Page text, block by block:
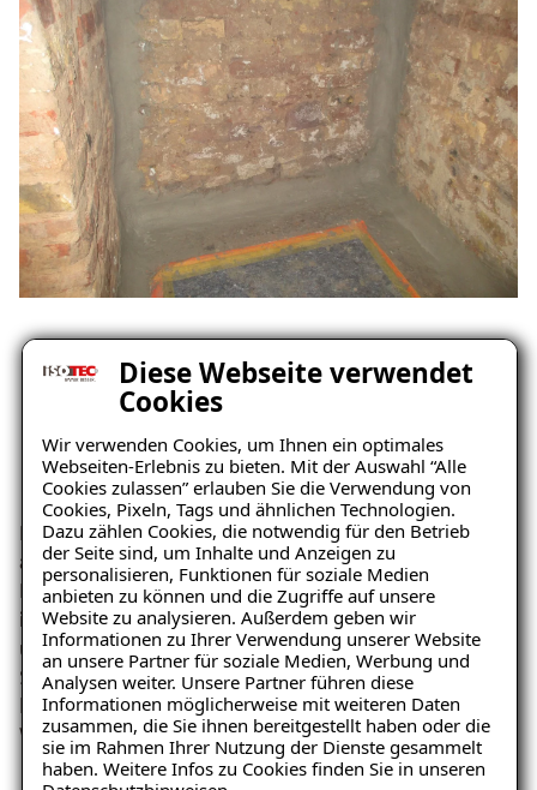
Diese Webseite verwendet
Cookies
Wir verwenden Cookies, um Ihnen ein optimales
Webseiten-Erlebnis zu bieten. Mit der Auswahl “Alle
Cookies zulassen” erlauben Sie die Verwendung von
Cookies, Pixeln, Tags und ähnlichen Technologien.
Dazu zählen Cookies, die notwendig für den Betrieb
der Seite sind, um Inhalte und Anzeigen zu
personalisieren, Funktionen für soziale Medien
anbieten zu können und die Zugriffe auf unsere
Website zu analysieren. Außerdem geben wir
Informationen zu Ihrer Verwendung unserer Website
an unsere Partner für soziale Medien, Werbung und
Analysen weiter. Unsere Partner führen diese
Informationen möglicherweise mit weiteren Daten
zusammen, die Sie ihnen bereitgestellt haben oder die
sie im Rahmen Ihrer Nutzung der Dienste gesammelt
haben. Weitere Infos zu Cookies finden Sie in unseren
Das Ergebnis: Trockene Wände,
kein Wassereintritt mehr – und
bald ein neuer Wohnraum
Dienassen Kellerwände wurden erfolgreich von innen
abgedichtet. Seit der Umsetzung tritt keine
Feuchtigkeit mehr an der Innenseite auf –die Wand ist
innen dauerhaft trocken. Die Familie ist begeistert
über das Ergebnis: keine Pfützen mehr, keine
Salzausblühungen, kein modriger Geruch. Der Keller
kann nun ohne Einschränkungen ausgebaut und als
Wohnfläche genutzt werden.
Ratgeber „Sofort-Tipps gegen
Feuchtigkeit“
– jetzt kostenlos
herunterladen!